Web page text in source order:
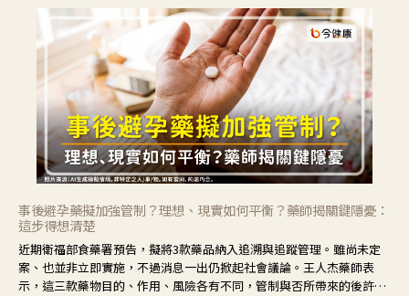
事後避孕藥擬加強管制？理想、現實如何平衡？藥師揭關鍵隱憂：
這步得想清楚
近期衛福部食藥署預告，擬將3款藥品納入追溯與追蹤管理。雖尚未定
案、也並非立即實施，不過消息一出仍掀起社會議論。王人杰藥師表
示，這三款藥物目的、作用、風險各有不同，管制與否所帶來的後許影